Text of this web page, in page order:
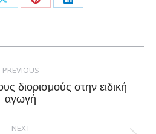
Share
X
Share
Pinterest
Share
LinkedIn
PREVIOUS
Previous
post:
διορισμούς στην ειδική
αγωγή
NEXT